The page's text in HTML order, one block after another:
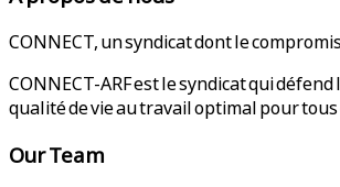
CONNECT, un syndicat dont le
CONNECT-ARF est le syndicat qui
qualité de vie au travail optimal pour tous
Our Team